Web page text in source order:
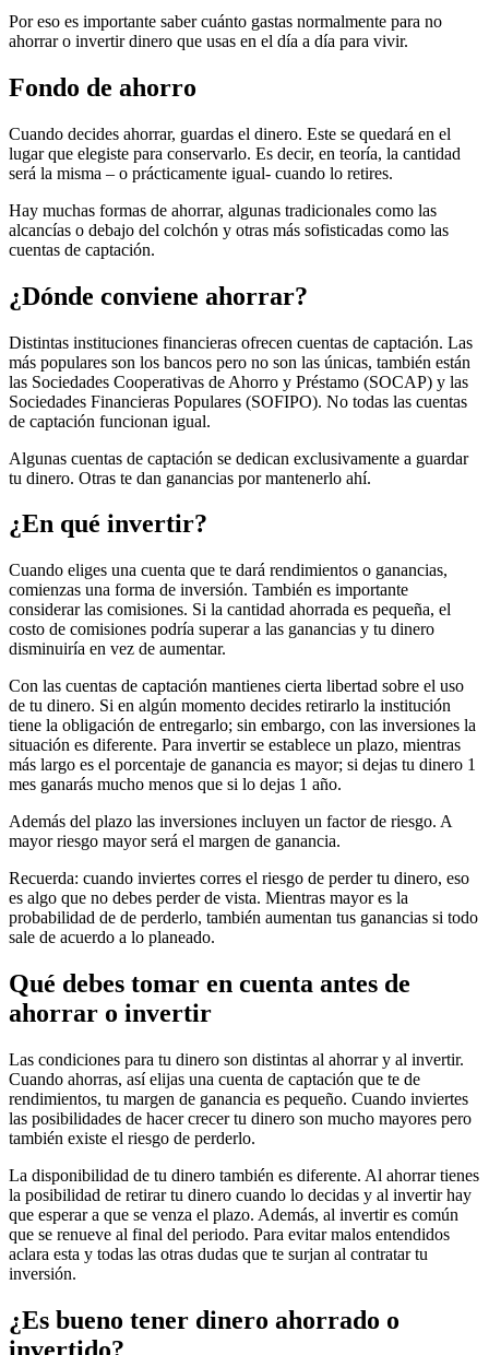
Por eso es importante saber cuánto gastas normalmente para no
ahorrar o invertir dinero que usas en el día a día para vivir.
Fondo de ahorro
Cuando decides ahorrar, guardas el dinero. Este se quedará en el
lugar que elegiste para conservarlo. Es decir, en teoría, la cantidad
será la misma – o prácticamente igual- cuando lo retires.
Hay muchas formas de ahorrar, algunas tradicionales como las
alcancías o debajo del colchón y otras más sofisticadas como las
cuentas de captación.
¿Dónde conviene ahorrar?
Distintas instituciones financieras ofrecen cuentas de captación. Las
más populares son los bancos pero no son las únicas, también están
las Sociedades Cooperativas de Ahorro y Préstamo (SOCAP) y las
Sociedades Financieras Populares (SOFIPO). No todas las cuentas
de captación funcionan igual.
Algunas cuentas de captación se dedican exclusivamente a guardar
tu dinero. Otras te dan ganancias por mantenerlo ahí.
¿En qué invertir?
Cuando eliges una cuenta que te dará rendimientos o ganancias,
comienzas una forma de inversión. También es importante
considerar las comisiones. Si la cantidad ahorrada es pequeña, el
costo de comisiones podría superar a las ganancias y tu dinero
disminuiría en vez de aumentar.
Con las cuentas de captación mantienes cierta libertad sobre el uso
de tu dinero. Si en algún momento decides retirarlo la institución
tiene la obligación de entregarlo; sin embargo, con las inversiones la
situación es diferente. Para invertir se establece un plazo, mientras
más largo es el porcentaje de ganancia es mayor; si dejas tu dinero 1
mes ganarás mucho menos que si lo dejas 1 año.
Además del plazo las inversiones incluyen un factor de riesgo. A
mayor riesgo mayor será el margen de ganancia.
Recuerda: cuando inviertes corres el riesgo de perder tu dinero, eso
es algo que no debes perder de vista. Mientras mayor es la
probabilidad de de perderlo, también aumentan tus ganancias si todo
sale de acuerdo a lo planeado.
Qué debes tomar en cuenta antes de
ahorrar o invertir
Las condiciones para tu dinero son distintas al ahorrar y al invertir.
Cuando ahorras, así elijas una cuenta de captación que te de
rendimientos, tu margen de ganancia es pequeño. Cuando inviertes
las posibilidades de hacer crecer tu dinero son mucho mayores pero
también existe el riesgo de perderlo.
La disponibilidad de tu dinero también es diferente. Al ahorrar tienes
la posibilidad de retirar tu dinero cuando lo decidas y al invertir hay
que esperar a que se venza el plazo. Además, al invertir es común
que se renueve al final del periodo. Para evitar malos entendidos
aclara esta y todas las otras dudas que te surjan al contratar tu
inversión.
¿Es bueno tener dinero ahorrado o